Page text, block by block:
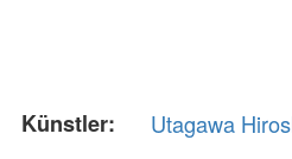
Künstler:
Utagawa